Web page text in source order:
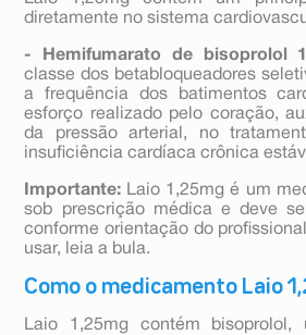
diretamente no sistema
- Hemifumarato de bisoprolol
classe dos betabloqueadores
a frequência dos batimentos
esforço realizado pelo coração,
da pressão arterial, no
insuficiência cardíaca crônica
Importante: Laio 1,25mg é um
sob prescrição médica e deve
conforme orientação do
usar, leia a bula.
Como o medicamento Laio
Laio 1,25mg contém bisoprolol,